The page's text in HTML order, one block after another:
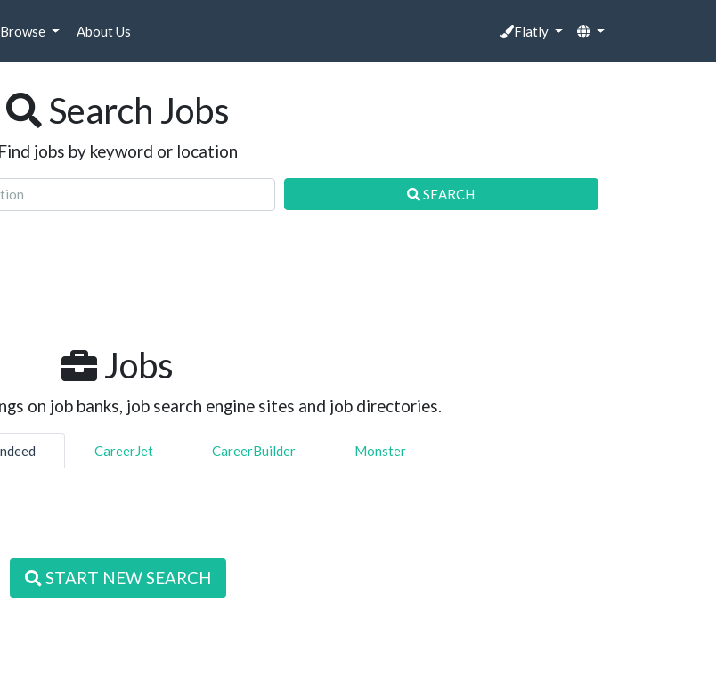
Browse About Us Flatly
Search Jobs
Find jobs by keyword or location
SEARCH
Jobs
on job banks, job search engine sites and job directories.
CareerJet CareerBuilder Monster
START NEW SEARCH